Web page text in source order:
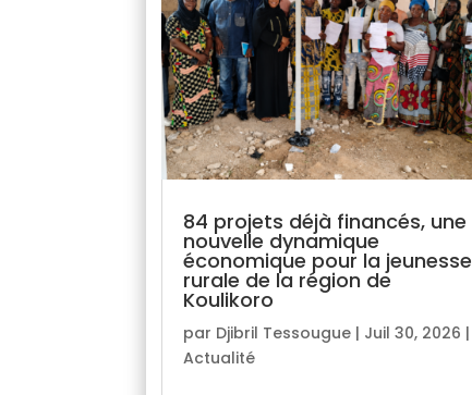
84 projets déjà financés, une
nouvelle dynamique
économique pour la jeunesse
rurale de la région de
Koulikoro
par Djibril Tessougue | Juil 30, 2026 |
Actualité